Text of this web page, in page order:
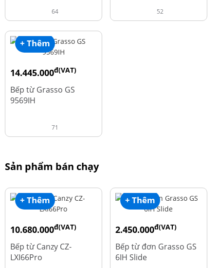
64 52
+ Thêm
14.445.000đ(VAT)
19.260.000
Bếp từ Grasso GS
9569IH
71
Sản phẩm bán chạy
+ Thêm
10.680.000đ(VAT)
15.980.000
Bếp từ Canzy CZ-
LXI66Pro
+ Thêm
2.450.000đ(VAT)
3.560.000
Bếp từ đơn Grasso GS
6IH Slide